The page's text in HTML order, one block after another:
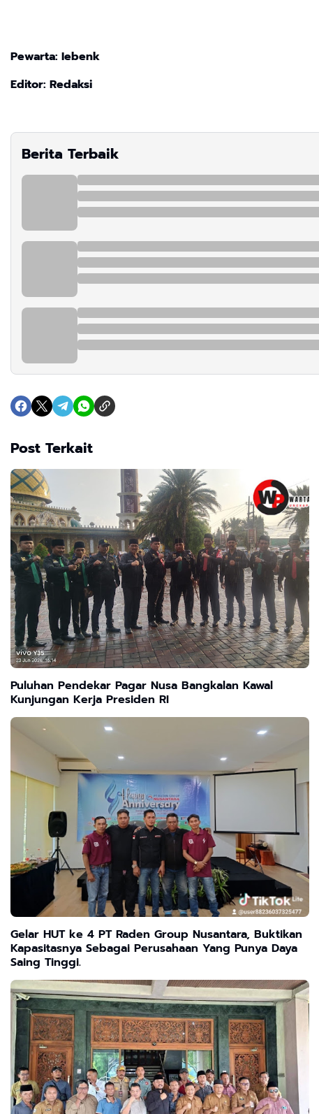
Pewarta: Iebenk
Editor: Redaksi
Berita Terbaik
Post Terkait
Puluhan Pendekar Pagar Nusa Bangkalan Kawal
Kunjungan Kerja Presiden RI
Gelar HUT ke 4 PT Raden Group Nusantara, Buktikan
Kapasitasnya Sebagai Perusahaan Yang Punya Daya
Saing Tinggi.